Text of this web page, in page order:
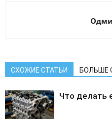
СХОЖИЕ СТАТЬИ БОЛЬШЕ
Что делать